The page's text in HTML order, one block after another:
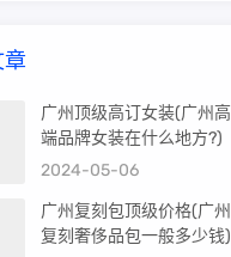
章
广州顶级高订女装(广州高
端品牌女装在什么地方?)
2024-05-06
广州复刻包顶级价格(广州
复刻奢侈品包一般多少钱)